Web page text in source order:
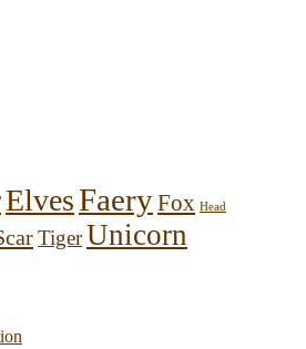
ElvesFaeryFox Head
TigerUnicorn